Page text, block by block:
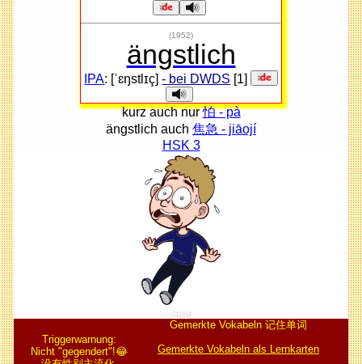
(1952)
ängstlich
IPA: [ˈɛŋstlɪç] - bei DWDS [1]
kurz auch nur怕 - pà
ängstlich auch 焦急 - jiāojí
HSK 3
01064
Triggerwarnung:
Nicht "gegendert"!😂
Gemerkte Vokabeln 记住单词
Gemerkte Vokabeln als Lernkarten